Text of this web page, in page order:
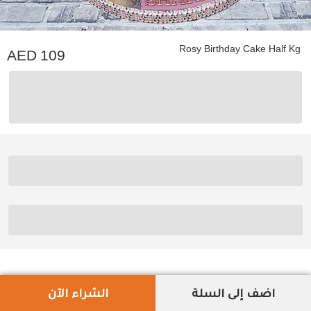
Rosy Birthday Cake Half Kg
109
اضف إلى السلة الشراء الآن